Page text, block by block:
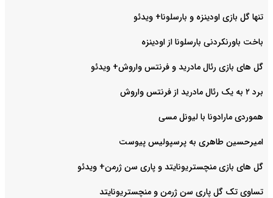
تنها گل بازی اودینزه و بارسلونا+ ویدئو
باخت باورنکردنی بارسلونا از اودینزه
گل های بازی رئال مادرید و فرنتس واروش+ ویدئو
برد ۲ به یک رئال مادرید از فرنتس واروش
هموردی مارادونا با لیونل مسی
امیرحسین طاهری به پرسپولیس پیوست
گل های بازی منچستریونایتد و پاری سن ژرمن+ ویدئو
تساوی تک گل پاری سن ژرمن و منچستریونایتد